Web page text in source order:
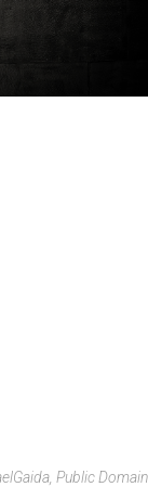
Public Domain